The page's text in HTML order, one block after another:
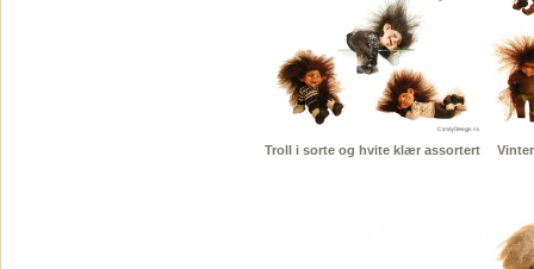
Troll i sorte og hvite klær assortert